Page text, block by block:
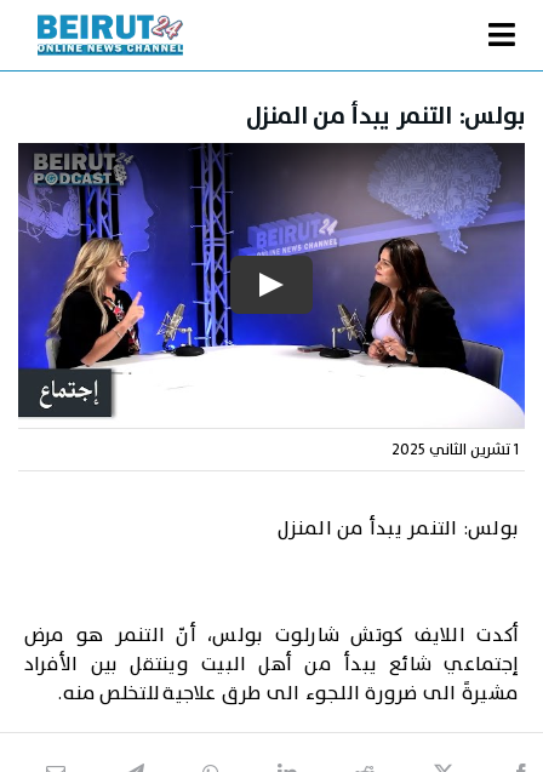
content
Toggle
Navigation
سياسة
اقتصاد
رياضة
متفرقات
Podcast
من نحن
عن:
بولس: التنمر يبدأ من المنزل
1 تشرين الثاني 2025
بولس: التنمر يبدأ من المنزل
أكدت اللايف كوتش شارلوت بولس، أنّ التنمر هو مرض
إجتماعي شائع يبدأ من أهل البيت وينتقل بين الأفراد
مشيرةً الى ضرورة اللجوء الى طرق علاجية للتخلص منه.